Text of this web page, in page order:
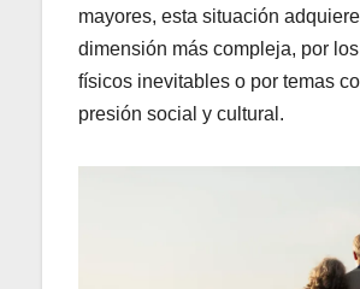
mayores, esta situación
dimensión más compleja, por
físicos inevitables o por temas
presión social y cultural.